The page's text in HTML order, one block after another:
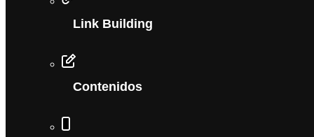
Link Building
Contenidos